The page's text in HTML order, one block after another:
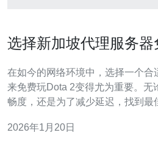
选择新加坡代理服务器
在如今的网络环境中，选择一个合
来免费玩Dota 2变得尤为重要。无
畅度，还是为了减少延迟，找到最
器，你可以享受到更快的网络速度
2026年1月20日